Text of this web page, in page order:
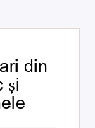
din
și